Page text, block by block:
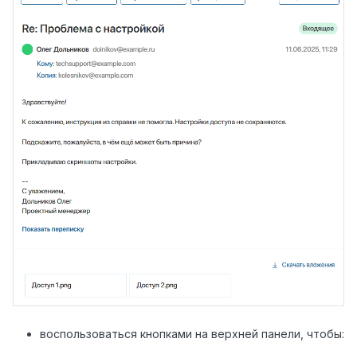
воспользоваться кнопками на верхней панели, чтобы: